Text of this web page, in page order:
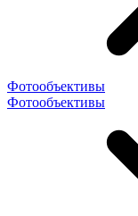
Фотообъективы
Фотообъективы